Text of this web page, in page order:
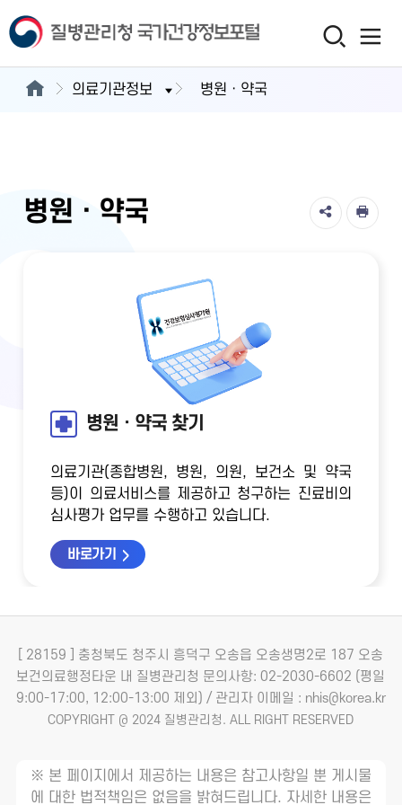
의료기관정보 병원ㆍ약국
병원ㆍ약국
병원ㆍ약국 찾기
의료기관(종합병원, 병원, 의원, 보건소 및 약국
등)이 의료서비스를 제공하고 청구하는 진료비의
심사평가 업무를 수행하고 있습니다.
바로가기
[ 28159 ] 충청북도 청주시 흥덕구 오송읍 오송생명2로 187 오송
보건의료행정타운 내 질병관리청 문의사항: 02-2030-6602 (평일
9:00-17:00, 12:00-13:00 제외) / 관리자 이메일 : nhis@korea.kr
COPYRIGHT @ 2024 질병관리청. ALL RIGHT RESERVED
※ 본 페이지에서 제공하는 내용은 참고사항일 뿐 게시물
에 대한 법적책임은 없음을 밝혀드립니다. 자세한 내용은